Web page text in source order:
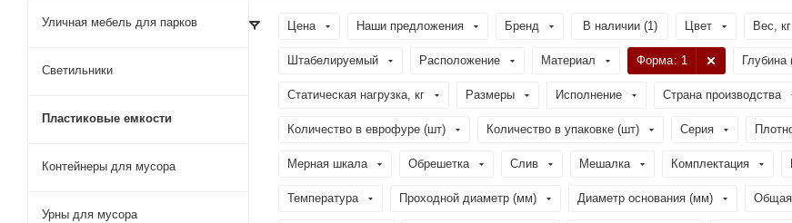
Цена Наши предложения Бренд В наличии (1) Цвет Вес, кг
Штабелируемый Расположение Материал Форма: 1
Статическая нагрузка, кг Размеры Исполнение Страна производства
Количество в еврофуре (шт) Количество в упаковке (шт) Серия
Мерная шкала Обрешетка Слив Мешалка Комплектация
Температура Проходной диаметр (мм) Диаметр основания (мм)
Уличная мебель для парков
Светильники
Пластиковые емкости
Контейнеры для мусора
Урны для мусора